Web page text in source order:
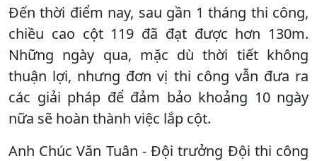
Đến thời điểm nay, sau gần 1 tháng thi công,
chiều cao cột 119 đã đạt được hơn 130m.
Những ngày qua, mặc dù thời tiết không
thuận lợi, nhưng đơn vị thi công vẫn đưa ra
các giải pháp để đảm bảo khoảng 10 ngày
nữa sẽ hoàn thành việc lắp cột.
Anh Chúc Văn Tuân - Đội trưởng Đội thi công